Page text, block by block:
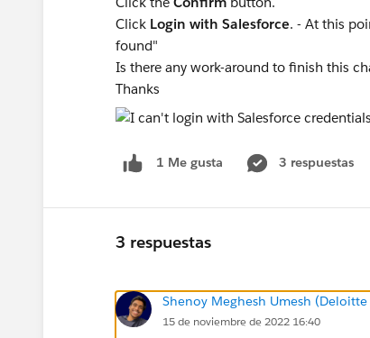
Click Login with Salesforce. - At this
found"
Is there any work-around to finish this
Thanks
1 Me gusta 3 respuestas
3 respuestas
Shenoy Meghesh Umesh
15 de noviembre de 2022 16:40